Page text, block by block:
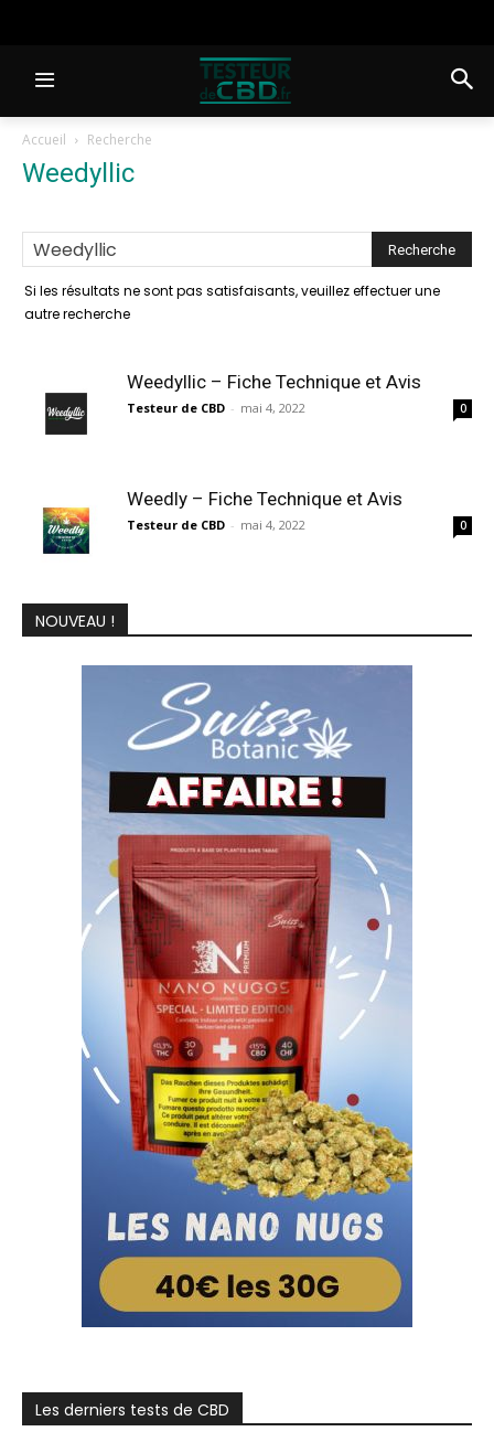
Accueil Recherche
Weedyllic
Si les résultats ne sont pas satisfaisants, veuillez effectuer une
autre recherche
Weedyllic – Fiche Technique et Avis
Testeur de CBD - mai 4, 2022 0
Weedly – Fiche Technique et Avis
Testeur de CBD - mai 4, 2022 0
NOUVEAU !
Les derniers tests de CBD